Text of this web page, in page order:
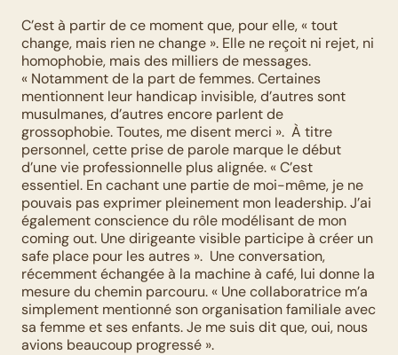
C’est à partir de ce moment que, pour elle, « tout
change, mais rien ne change ». Elle ne reçoit ni rejet, ni
homophobie, mais des milliers de messages.
« Notamment de la part de femmes. Certaines
mentionnent leur handicap invisible, d’autres sont
musulmanes, d’autres encore parlent de
grossophobie. Toutes, me disent merci ».  À titre
personnel, cette prise de parole marque le début
d’une vie professionnelle plus alignée. « C’est
essentiel. En cachant une partie de moi-même, je ne
pouvais pas exprimer pleinement mon leadership. J’ai
également conscience du rôle modélisant de mon
coming out. Une dirigeante visible participe à créer un
safe place pour les autres ».  Une conversation,
récemment échangée à la machine à café, lui donne la
mesure du chemin parcouru. « Une collaboratrice m’a
simplement mentionné son organisation familiale avec
sa femme et ses enfants. Je me suis dit que, oui, nous
avions beaucoup progressé ».